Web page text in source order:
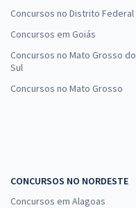
Concursos no Distrito Federal
Concursos em Goiás
Concursos no Mato Grosso do
Sul
Concursos no Mato Grosso
CONCURSOS NO NORDESTE
Concursos em Alagoas